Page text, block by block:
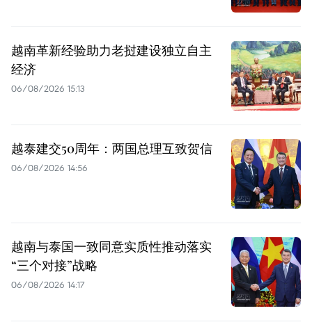
越南革新经验助力老挝建设独立自主
经济
06/08/2026 15:13
越泰建交50周年：两国总理互致贺信
06/08/2026 14:56
越南与泰国一致同意实质性推动落实
“三个对接”战略
06/08/2026 14:17